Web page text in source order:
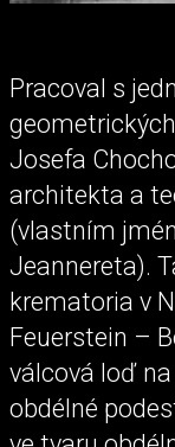
Pracoval s
Josefa
architekta a
(vlastním
Jeannereta).
krematoria v
Feuerstein –
válcová loď
obdélné